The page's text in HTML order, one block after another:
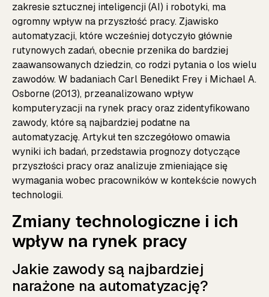
zakresie sztucznej inteligencji (AI) i robotyki, ma
ogromny wpływ na przyszłość pracy. Zjawisko
automatyzacji, które wcześniej dotyczyło głównie
rutynowych zadań, obecnie przenika do bardziej
zaawansowanych dziedzin, co rodzi pytania o los wielu
zawodów. W badaniach Carl Benedikt Frey i Michael A.
Osborne (2013), przeanalizowano wpływ
komputeryzacji na rynek pracy oraz zidentyfikowano
zawody, które są najbardziej podatne na
automatyzację. Artykuł ten szczegółowo omawia
wyniki ich badań, przedstawia prognozy dotyczące
przyszłości pracy oraz analizuje zmieniające się
wymagania wobec pracowników w kontekście nowych
technologii.
Zmiany technologiczne i ich
wpływ na rynek pracy
Jakie zawody są najbardziej
narażone na automatyzację?